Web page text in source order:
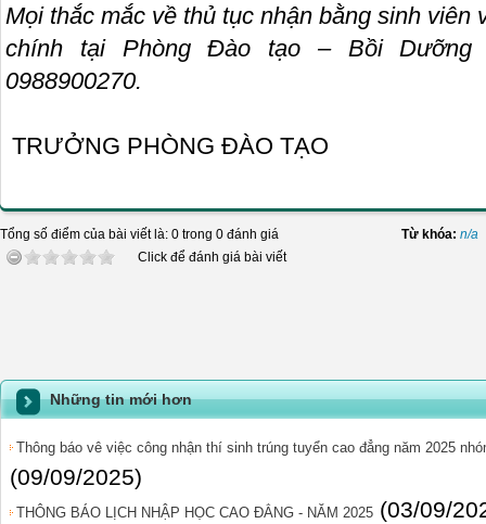
Mọi thắc mắc về thủ tục nhận bằng sinh viên
chính tại Phòng Đào tạo – Bồi
0988900270.
TRƯỞNG PHÒNG ĐÀO TẠO
Tổng số điểm của bài viết là: 0 trong 0 đánh giá
Click để đánh giá bài viết
Từ khóa: n/a
Những tin mới hơn
Thông báo vê việc công nhận thí sinh trúng tuyển cao đẳng năm 2025
(09/09/2025)
THÔNG BÁO LỊCH NHẬP HỌC CAO ĐẲNG - NĂM 2025 (03/09/